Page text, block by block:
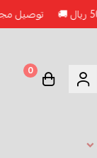
توصيل مجاني للطلبات فوق
0